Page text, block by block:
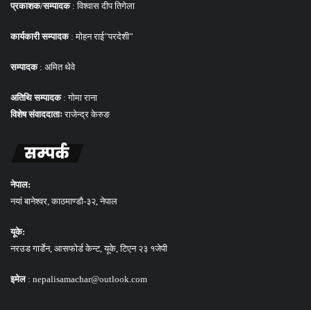
प्रकाशक/सम्पादक : विश्वास दीप तिगेला
कार्यकारी सम्पादक: मोहन राई”परदेशी”
सम्पादक: अमित थेवे
अतिथि सम्पादक: गोमा राना
विशेष संवाददाताःराजेन्द्र केरुङ
सम्पर्क
नेपाल:
नयां बानेश्वर, काठमाण्डौ-३२, नेपाल
यूके:
नरउड गार्डेन, आसफोर्ड केन्ट, यूके, टिएन २३ १जेपी
इमेल: nepalisamachar@outlook.com